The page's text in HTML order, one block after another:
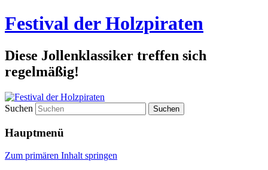
Festival der Holzpiraten
Diese Jollenklassiker treffen sich
regelmäßig!
Suchen
Hauptmenü
Zum primären Inhalt springen